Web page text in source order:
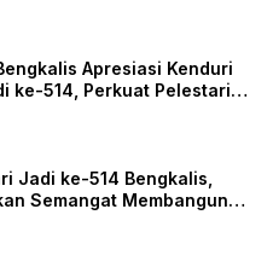
Apresiasi Kenduri
ke-514, Perkuat Pelestarian
Jadi ke-514 Bengkalis,
Semangat Membangun